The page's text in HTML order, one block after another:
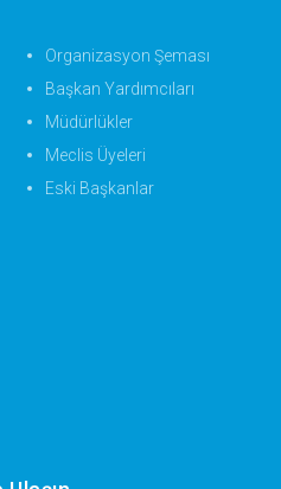
Organizasyon Şeması
Başkan Yardımcıları
Müdürlükler
Meclis Üyeleri
Eski Başkanlar